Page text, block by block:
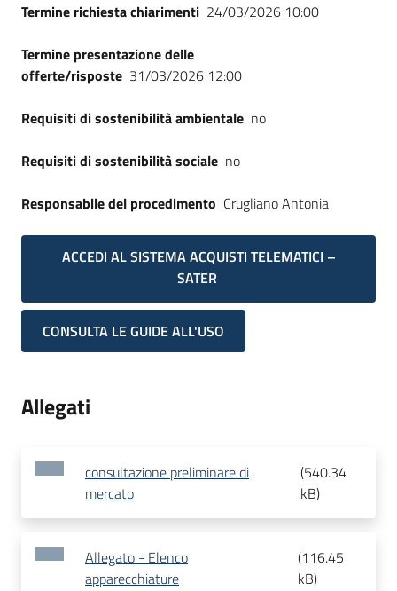
Termine richiesta chiarimenti 24/03/2026 10:00
Termine presentazione delle
offerte/risposte 31/03/2026 12:00
Requisiti di sostenibilità ambientale no
Requisiti di sostenibilità sociale no
Responsabile del procedimento Crugliano Antonia
ACCEDI AL SISTEMA ACQUISTI TELEMATICI –
SATER
CONSULTA LE GUIDE ALL'USO
Allegati
consultazione preliminare di
mercato
(540.34
kB)
Allegato - Elenco
apparecchiature
(116.45
kB)